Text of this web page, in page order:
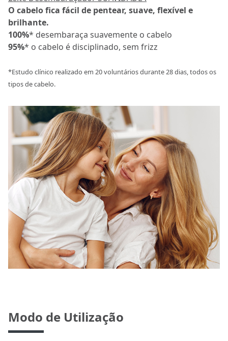
O cabelo fica fácil de pentear, suave, flexível e
brilhante.
100%* desembaraça suavemente o cabelo
95%* o cabelo é disciplinado, sem frizz
*Estudo clínico realizado em 20 voluntários durante 28 dias, todos os
tipos de cabelo.
Modo de Utilização